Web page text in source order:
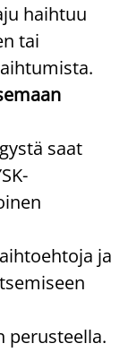
haihtuu
tai
saat
ja
perusteella.